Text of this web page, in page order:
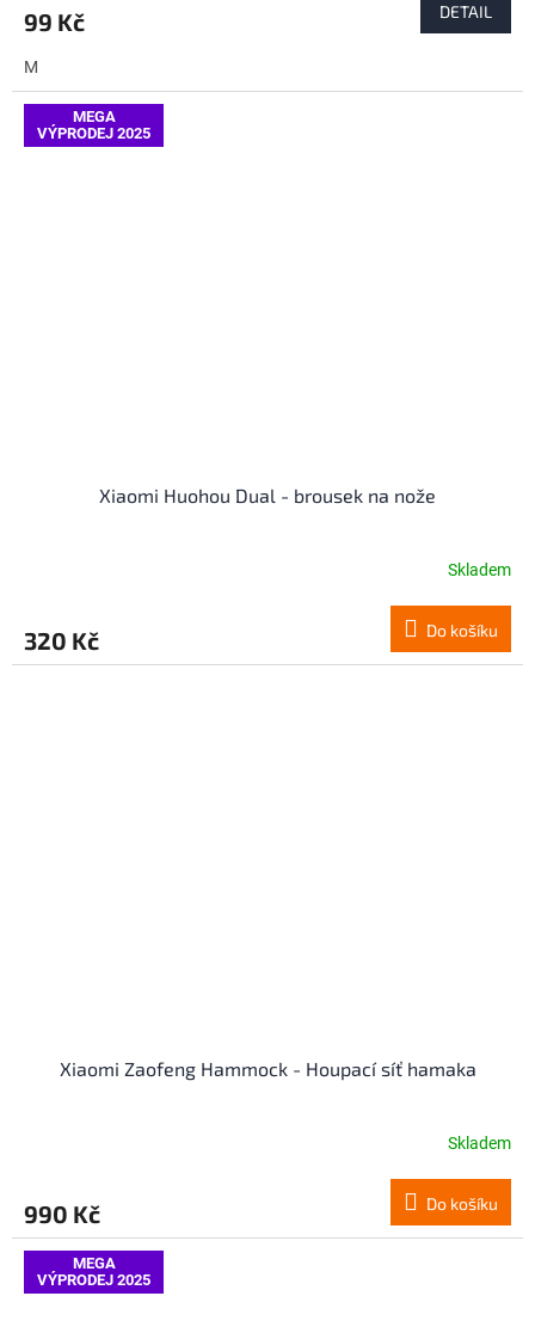
99 Kč DETAIL
M
MEGA
VÝPRODEJ 2025
Xiaomi Huohou Dual - brousek na nože
Skladem
320 Kč Do košíku
Xiaomi Zaofeng Hammock - Houpací síť hamaka
Skladem
990 Kč Do košíku
MEGA
VÝPRODEJ 2025